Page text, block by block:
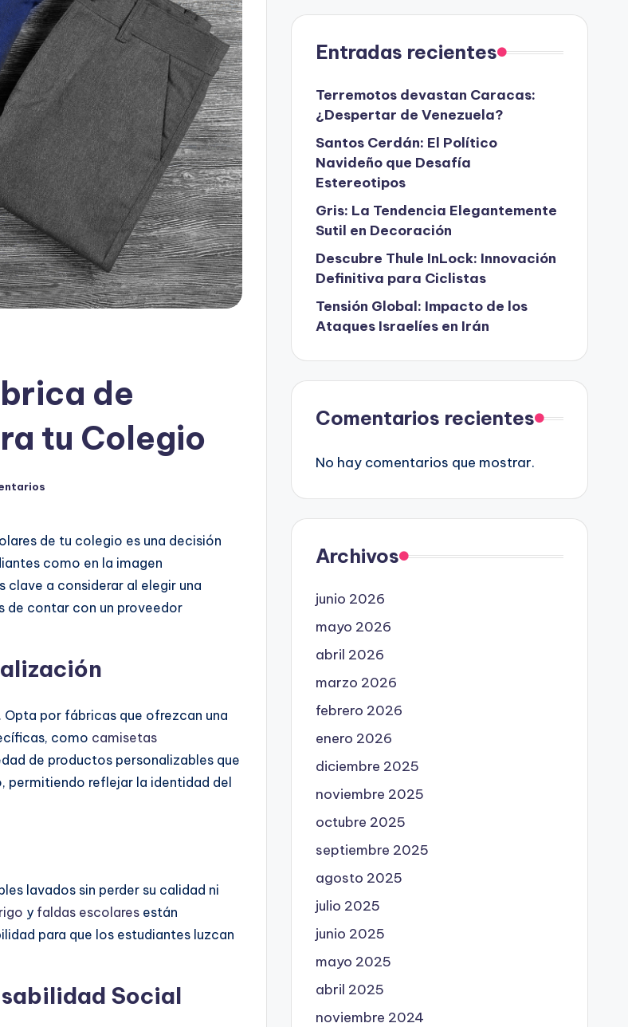
de
tu Colegio
de tu colegio es una decisión
como en la imagen
a considerar al elegir una
de contar con un proveedor
por fábricas que ofrezcan una
como camisetas
de productos personalizables que
permitiendo reflejar la identidad del
lavados sin perder su calidad ni
y faldas escolares están
para que los estudiantes luzcan
Social
Entradas recientes
Terremotos devastan Caracas:
¿Despertar de Venezuela?
Santos Cerdán: El Político
Navideño que Desafía
Estereotipos
Gris: La Tendencia Elegantemente
Sutil en Decoración
Descubre Thule InLock: Innovación
Definitiva para Ciclistas
Tensión Global: Impacto de los
Ataques Israelíes en Irán
Comentarios recientes
No hay comentarios que mostrar.
Archivos
junio 2026
mayo 2026
abril 2026
marzo 2026
febrero 2026
enero 2026
diciembre 2025
noviembre 2025
octubre 2025
septiembre 2025
agosto 2025
julio 2025
junio 2025
mayo 2025
abril 2025
noviembre 2024